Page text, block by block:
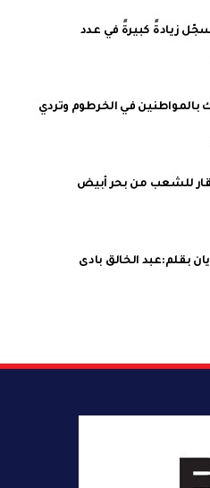
زيادةً كبيرةً في عدد
في الخرطوم وتردي
للشعب من بحر أبيض
بقلم:عبد الخالق بادى